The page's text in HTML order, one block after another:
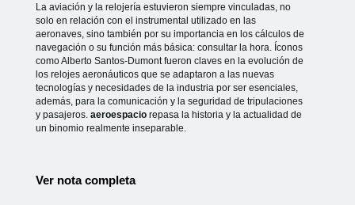
La aviación y la relojería estuvieron siempre vinculadas, no
solo en relación con el instrumental utilizado en las
aeronaves, sino también por su importancia en los cálculos de
navegación o su función más básica: consultar la hora. Íconos
como Alberto Santos-Dumont fueron claves en la evolución de
los relojes aeronáuticos que se adaptaron a las nuevas
tecnologías y necesidades de la industria por ser esenciales,
además, para la comunicación y la seguridad de tripulaciones
y pasajeros. aeroespacio repasa la historia y la actualidad de
un binomio realmente inseparable.
Ver nota completa